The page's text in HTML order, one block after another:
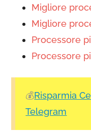
Migliore
Migliore
Processore
Processore
💰Risparmia
Telegram